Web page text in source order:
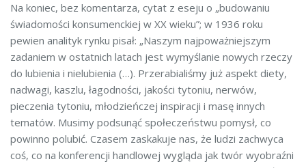
Na koniec, bez komentarza, cytat z eseju o „budowaniu
świadomości konsumenckiej w XX wieku”; w 1936 roku
pewien analityk rynku pisał: „Naszym najpoważniejszym
zadaniem w ostatnich latach jest wymyślanie nowych rzeczy
do lubienia i nielubienia (…). Przerabialiśmy już aspekt diety,
nadwagi, kaszlu, łagodności, jakości tytoniu, nerwów,
pieczenia tytoniu, młodzieńczej inspiracji i masę innych
tematów. Musimy podsunąć społeczeństwu pomysł, co
powinno polubić. Czasem zaskakuje nas, że ludzi zachwyca
coś, co na konferencji handlowej wygląda jak twór wyobraźni